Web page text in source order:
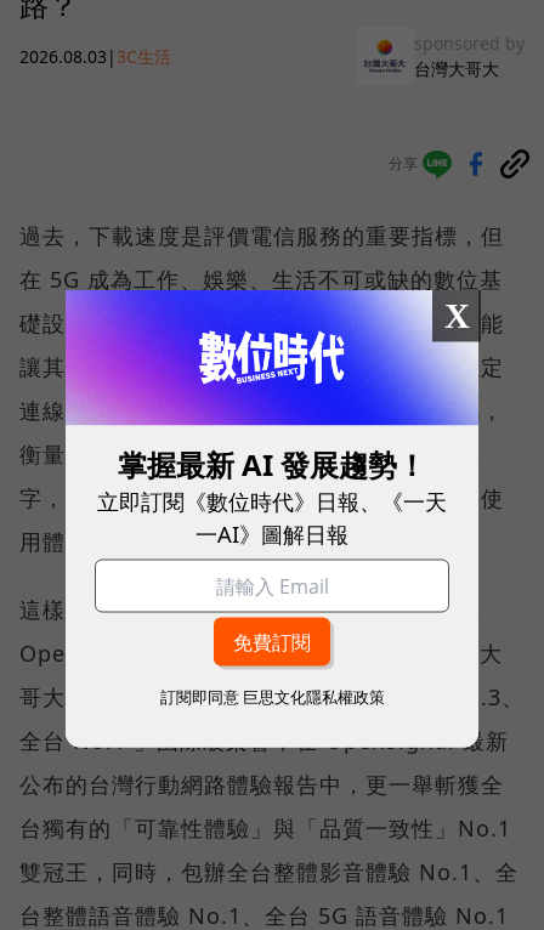
2026.08.03 | 3C生活
sponsored by
台灣大哥大
分享
過去，下載速度是評價電信服務的重要指標，但
在 5G 成為工作、娛樂、生活不可或缺的數位基
礎設施後，消費者發現，再快的網速，如果不能
讓其在人潮聚集、高速移動或室內空間維持穩定
連線，即無法轉換成好的使用體驗，也因如此，
衡量「好網路」的標準，也逐漸從追求測速數
字，轉向任何時間、任何地點都能穩定連線的使
用體驗。
這樣的轉變，也反映在國際權威網路分析機構
Opensignal 公布的評比結果。今年初，台灣大
哥大不僅率先奪下「 4G／5G 在線率全球 No.3、
全台 No.1 」國際級榮譽，在 Opensignal 最新
公布的台灣行動網路體驗報告中，更一舉斬獲全
台獨有的「可靠性體驗」與「品質一致性」No.1
雙冠王，同時，包辦全台整體影音體驗 No.1、全
台整體語音體驗 No.1、全台 5G 語音體驗 No.1
X
掌握最新 AI 發展趨勢！
立即訂閱《數位時代》日報、《一天
一AI》圖解日報
訂閱即同意 巨思文化隱私權政策